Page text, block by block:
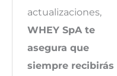
actualizaciones,
WHEY SpA te
asegura que
siempre recibirás